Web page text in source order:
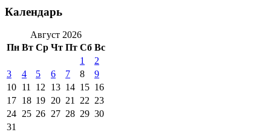
Календарь
Август 2026
Пн Вт Ср Чт Пт Сб Вс
1
2
3
4 5 6 7 8
9
10 11 12 13 14 15 16
17 18 19 20 21 22 23
24 25 26 27 28 29 30
31